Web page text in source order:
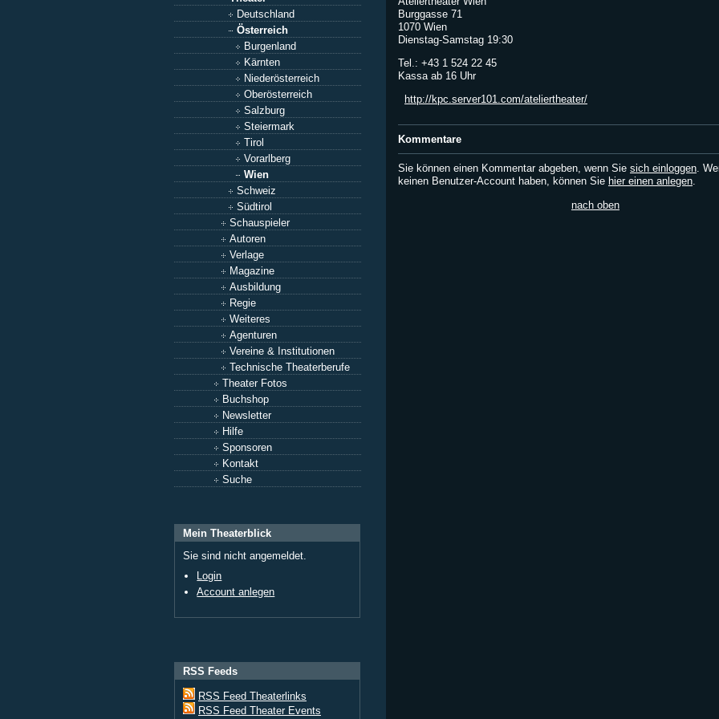
Deutschland
Österreich
Burgenland
Kärnten
Niederösterreich
Oberösterreich
Salzburg
Steiermark
Tirol
Vorarlberg
Wien
Schweiz
Südtirol
Schauspieler
Autoren
Verlage
Magazine
Ausbildung
Regie
Weiteres
Agenturen
Vereine & Institutionen
Technische Theaterberufe
Theater Fotos
Buchshop
Newsletter
Hilfe
Sponsoren
Kontakt
Suche
Mein Theaterblick
Sie sind nicht angemeldet.
Login
Account anlegen
RSS Feeds
RSS Feed Theaterlinks
RSS Feed Theater Events
Burggasse 71
1070 Wien
Dienstag-Samstag 19:30
Tel.: +43 1 524 22 45
Kassa ab 16 Uhr
http://kpc.server101.com/ateliertheater/
Kommentare
Sie können einen Kommentar abgeben, wenn Sie sich einloggen.
keinen Benutzer-Account haben, können Sie hier einen anlegen.
nach oben